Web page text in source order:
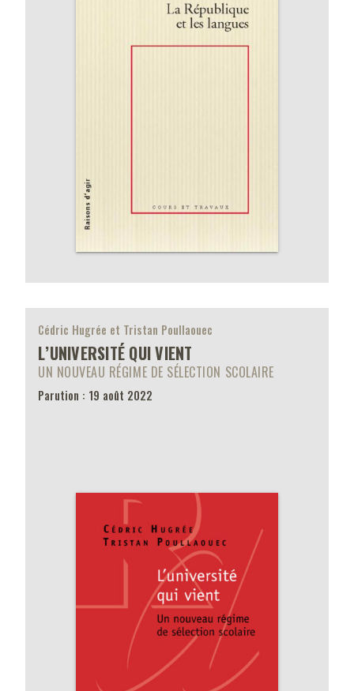
Cédric Hugrée et Tristan Poullaouec
L’UNIVERSITÉ QUI VIENT
UN NOUVEAU RÉGIME DE SÉLECTION SCOLAIRE
Parution : 19 août 2022